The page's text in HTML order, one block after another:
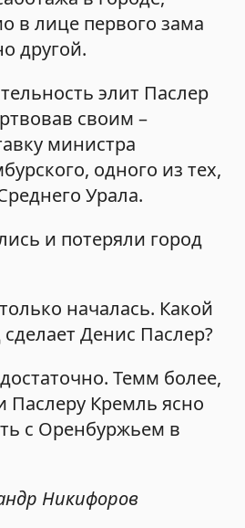
в лице первого зама
другой.
элит Паслер
своим –
министра
одного из тех,
Урала.
и потеряли город
началась. Какой
Денис Паслер?
Темм более,
Паслеру Кремль ясно
с Оренбуржьем в
Никифоров